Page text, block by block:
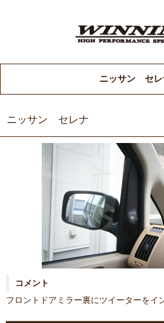
ニッサン セレ
ニッサン セレナ
コメント
フロントドアミラー裏にツイーターをイ